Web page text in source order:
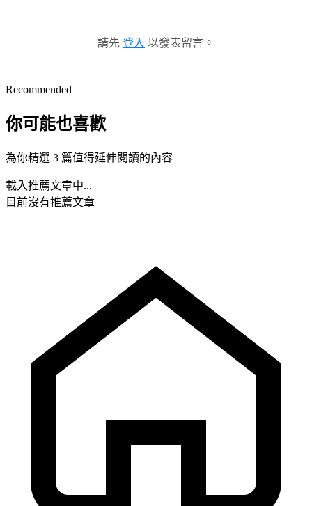
請先 登入 以發表留言。
Recommended
你可能也喜歡
為你精選 3 篇值得延伸閱讀的內容
載入推薦文章中...
目前沒有推薦文章